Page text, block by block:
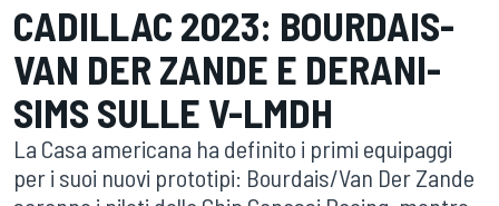
CADILLAC 2023: BOURDAIS-
VAN DER ZANDE E DERANI-
SIMS SULLE V-LMDH
La Casa americana ha definito i primi equipaggi
per i suoi nuovi prototipi: Bourdais/Van Der Zande